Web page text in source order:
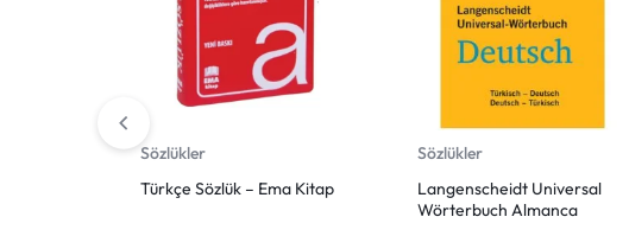
Sözlükler
Türkçe Sözlük – Ema Kitap
Sözlükler
Langenscheidt Universal
Wörterbuch Almanca